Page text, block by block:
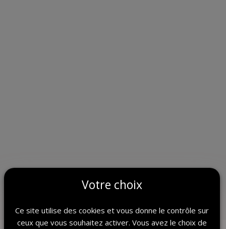
Votre choix
Ce site utilise des cookies et vous donne le contrôle sur
ceux que vous souhaitez activer. Vous avez le choix de